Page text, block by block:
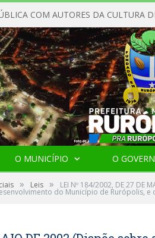
COM AUTORES DA CULTURA
O MUNICÍPIO O
» Leis » LEI Nº 184/2002, DE 27
do Município de Rurópolis, e